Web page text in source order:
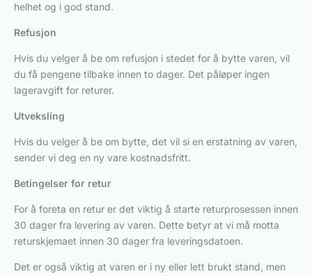
helhet og i god stand.
Refusjon
Hvis du velger å be om refusjon i stedet for å bytte varen, vil
du få pengene tilbake innen to dager. Det påløper ingen
lageravgift for returer.
Utveksling
Hvis du velger å be om bytte, det vil si en erstatning av varen,
sender vi deg en ny vare kostnadsfritt.
Betingelser for retur
For å foreta en retur er det viktig å starte returprosessen innen
30 dager fra levering av varen. Dette betyr at vi må motta
returskjemaet innen 30 dager fra leveringsdatoen.
Det er også viktig at varen er i ny eller lett brukt stand, men